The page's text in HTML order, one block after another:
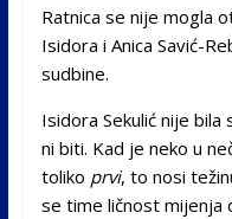
Ratnica se nije mogla
Isidora i Anica Savić-
sudbine.
Isidora Sekulić nije bila
ni biti. Kad je neko u
toliko prvi, to nosi
se time ličnost mijenja